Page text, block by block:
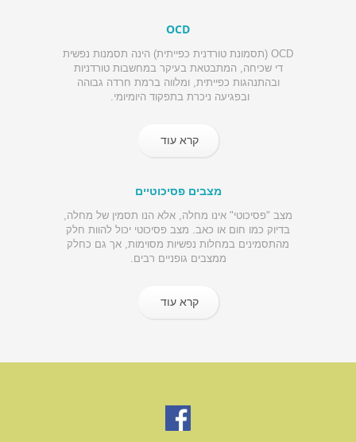
OCD
OCD (תסמונת טורדנית כפייתית) הינה תסמנות נפשית
די שכיחה, המתבטאת בעיקר במחשבות טורדניות
ובהתנהגות כפייתית, ומלווה ברמת חרדה גבוהה
ובפגיעה ניכרת בתפקוד היומיומי.
קרא עוד
מצבים פסיכוטיים
מצב "פסיכוטי" אינו מחלה, אלא הנו תסמין של מחלה,
בדיוק כמו חום או כאב. מצב פסיכוטי יכול להוות חלק
מהתסמינים במחלות נפשיות מסוימות, אך גם כחלק
ממצבים גופניים רבים.
קרא עוד